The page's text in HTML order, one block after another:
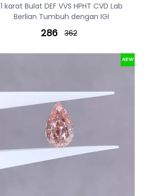
1 karat Bulat DEF VVS HPHT CVD Lab
Berlian Tumbuh dengan IGI
286 362